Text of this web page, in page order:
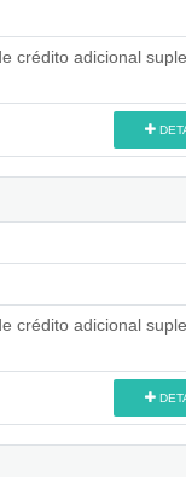
crédito adicional
crédito adicional